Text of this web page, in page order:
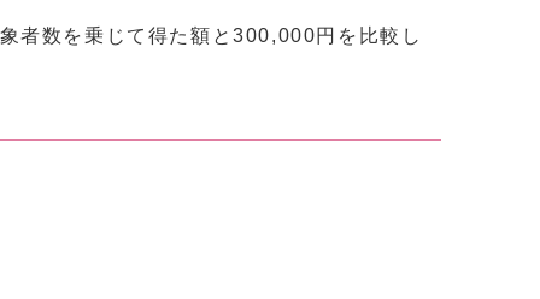
者数を乗じて得た額と300,000円を比較し